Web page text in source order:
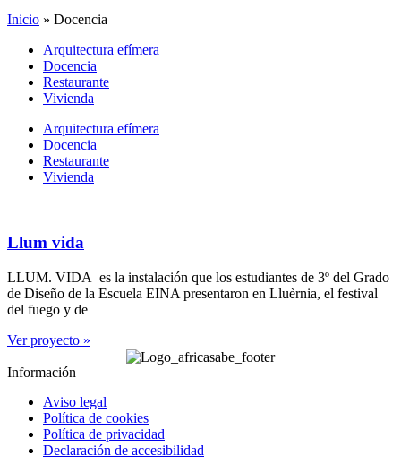
Inicio » Docencia
Arquitectura efímera
Docencia
Restaurante
Vivienda
Arquitectura efímera
Docencia
Restaurante
Vivienda
Llum vida
LLUM. VIDA es la instalación que los estudiantes de 3º del Grado
de Diseño de la Escuela EINA presentaron en Lluèrnia, el festival
del fuego y de
Ver proyecto »
Información
Aviso legal
Política de cookies
Política de privacidad
Declaración de accesibilidad